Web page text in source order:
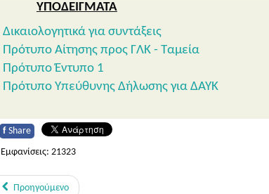
ΥΠΟΔΕΙΓΜΑΤΑ
Δικαιολογητικά για συντάξεις
Πρότυπο Αίτησης προς ΓΛΚ - Ταμεία
Πρότυπο Έντυπο 1
Πρότυπο Υπεύθυνης Δήλωσης για ΔΑΥΚ
f Share
Εμφανίσεις: 21323
Προηγούμενο